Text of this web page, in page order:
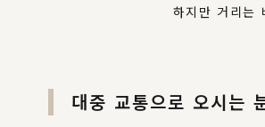
하지만 거리는
대중 교통으로 오시는